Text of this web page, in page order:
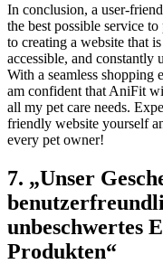
In conclusion,‌ a user-
the best possible service‌
to creating a website that
accessible, and constantly
With ​a seamless shopping
am confident‌ that AniFit
all my pet care needs.
friendly website yourself
every pet owner!
7. „Unser
unbeschwertes
Produkten“